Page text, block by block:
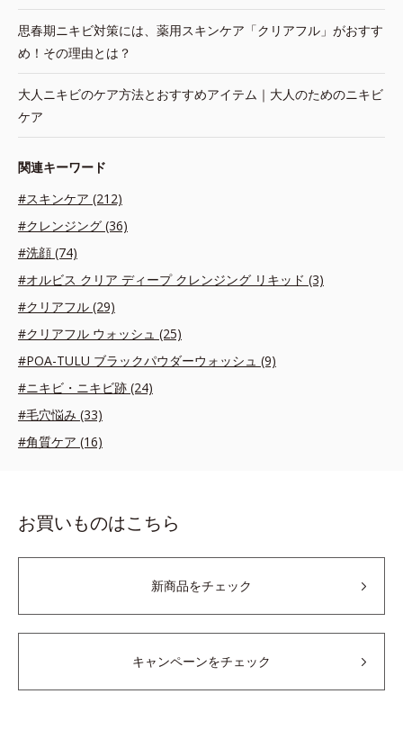
思春期ニキビ対策には、薬用スキンケア「クリアフル」がおすす
め！その理由とは？
大人ニキビのケア方法とおすすめアイテム｜大人のためのニキビ
ケア
関連キーワード
#スキンケア (212)
#クレンジング (36)
#洗顔 (74)
#オルビス クリア ディープ クレンジング リキッド (3)
#クリアフル (29)
#クリアフル ウォッシュ (25)
#POA-TULU ブラックパウダーウォッシュ (9)
#ニキビ・ニキビ跡 (24)
#毛穴悩み (33)
#角質ケア (16)
お買いものはこちら
新商品をチェック
キャンペーンをチェック